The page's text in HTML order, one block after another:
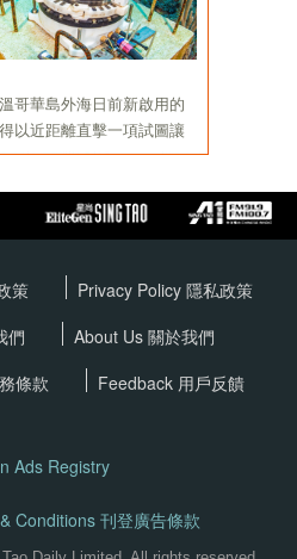
策 Privacy Policy 隱私政策
們
About Us 關於我們
條款 Feedback 用戶反饋
Ads Registry
Conditions 刊登廣告條款